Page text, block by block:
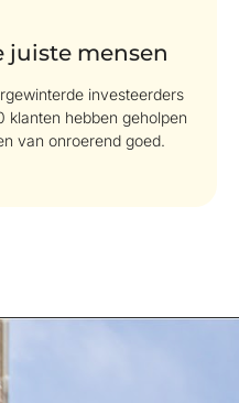
juiste mensen
investeerders
klanten hebben geholpen
van onroerend goed.